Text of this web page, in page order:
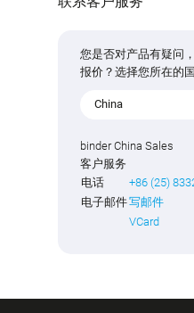
您是否对产品有疑问
报价？选择您所在的
China
binder China Sales
客户服务
电话
+86 (25)
电子邮件写邮件
VCard